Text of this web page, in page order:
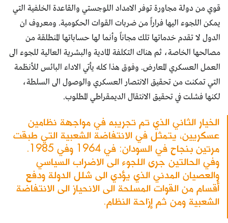
قوي من دولة مجاورة توفر الامداد اللوجستي والقاعدة الخلفية التي
يمكن اللجوء اليها فراراً من ضربات القوات الحكومية. ومعروف ان
الدول لا تقدم خدماتها تلك مجاناً وأنما لها حساباتها المنطلقة من
مصالحها الخاصة، ثم هناك التكلفة المادية والبشرية العالية للجوء الى
العمل العسكري المعارض. وفوق هذا كله يأتي الاداء البائس للأنظمة
التي تمكنت من تحقيق الانتصار العسكري والوصول الى السلطة،
لكنها فشلت في تحقيق الانتقال الديمقراطي المطلوب.
الخيار الثاني الذي تم تجريبه في مواجهة نظامين
عسكريين، يتمثل في الانتفاضة الشعبية التي طبقت
مرتين بنجاح في السودان: في 1964 وفي 1985.
وفي الحالتين جرى اللجوء الى الاضراب السياسي
والعصيان المدني الذي يؤدي الى شلل الدولة ودفع
أقسام من القوات المسلحة الى الانحياز الى الانتفاضة
الشعبية ومن ثم إزاحة النظام.